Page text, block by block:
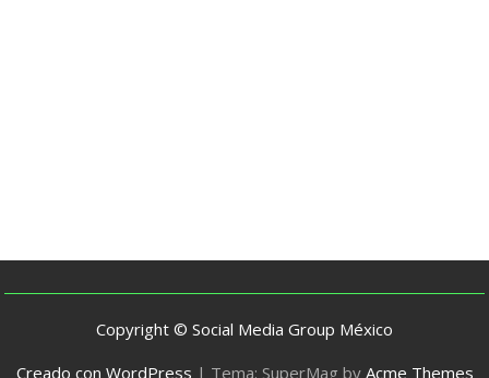
Copyright © Social Media Group México
Creado con WordPress | Tema: SuperMag by Acme Themes